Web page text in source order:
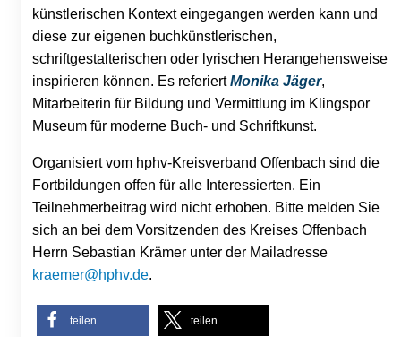
künstlerischen Kontext eingegangen werden kann und
diese zur eigenen buchkünstlerischen,
schriftgestalterischen oder lyrischen Herangehensweise
inspirieren können. Es referiertMonika Jäger,
Mitarbeiterin für Bildung und Vermittlung im Klingspor
Museum für moderne Buch- und Schriftkunst.
Organisiert vom hphv-Kreisverband Offenbach sind die
Fortbildungen offen für alle Interessierten. Ein
Teilnehmerbeitrag wird nicht erhoben. Bitte melden Sie
sich an bei dem Vorsitzenden des Kreises Offenbach
Herrn Sebastian Krämer unter der Mailadresse
kraemer@hphv.de.
teilen teilen